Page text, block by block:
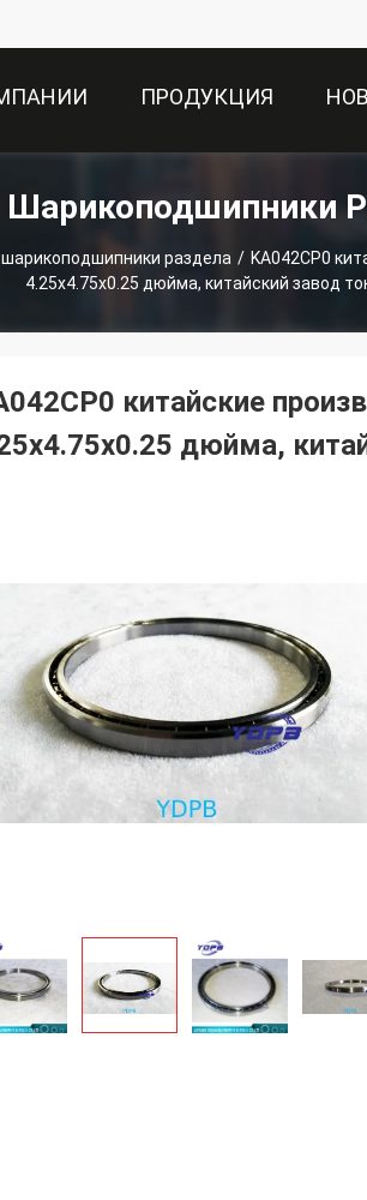
ПРОДУКЦИЯ
Шарикоподшипники
раздела / KA042CP0
4.25x4.75x0.25 дюйма, китайский завод
китайские
дюйма,